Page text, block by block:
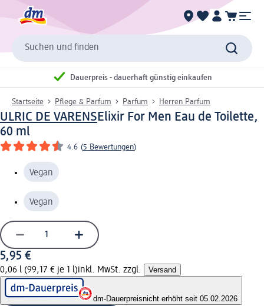
Suchen und finden
Dauerpreis - dauerhaft günstig einkaufen
Startseite Pflege & Parfum Parfum Herren Parfum
ULRIC DE VARENSElixir For Men Eau de Toilette,
60 ml
4.6 (5 Bewertungen)
Vegan
Vegan
5,95 €
0,06 l (99,17 € je 1 l)inkl. MwSt. zzgl. Versand
dm-Dauerpreisnicht erhöht seit 05.02.2026